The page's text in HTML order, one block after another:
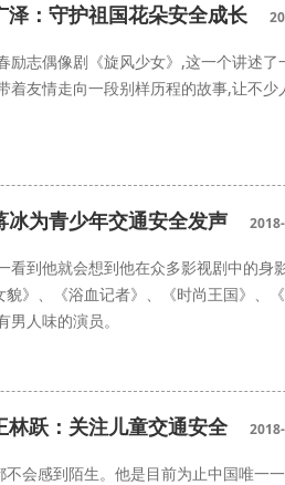
：守护祖国花朵安全成长
励志偶像剧《旋风少女》,这一个讲述
着友情走向一段别样历程的故事,让不
为青少年交通安全发声
看到他就会想到他在众多影视剧中的身
》、《浴血记者》、《时尚王国》、
人味的演员。
跃：关注儿童交通安全
会感到陌生。他是目前为止中国唯一